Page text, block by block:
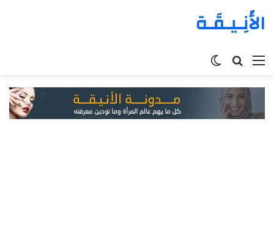
الأَنِـيـقَـة
القائمة بحث